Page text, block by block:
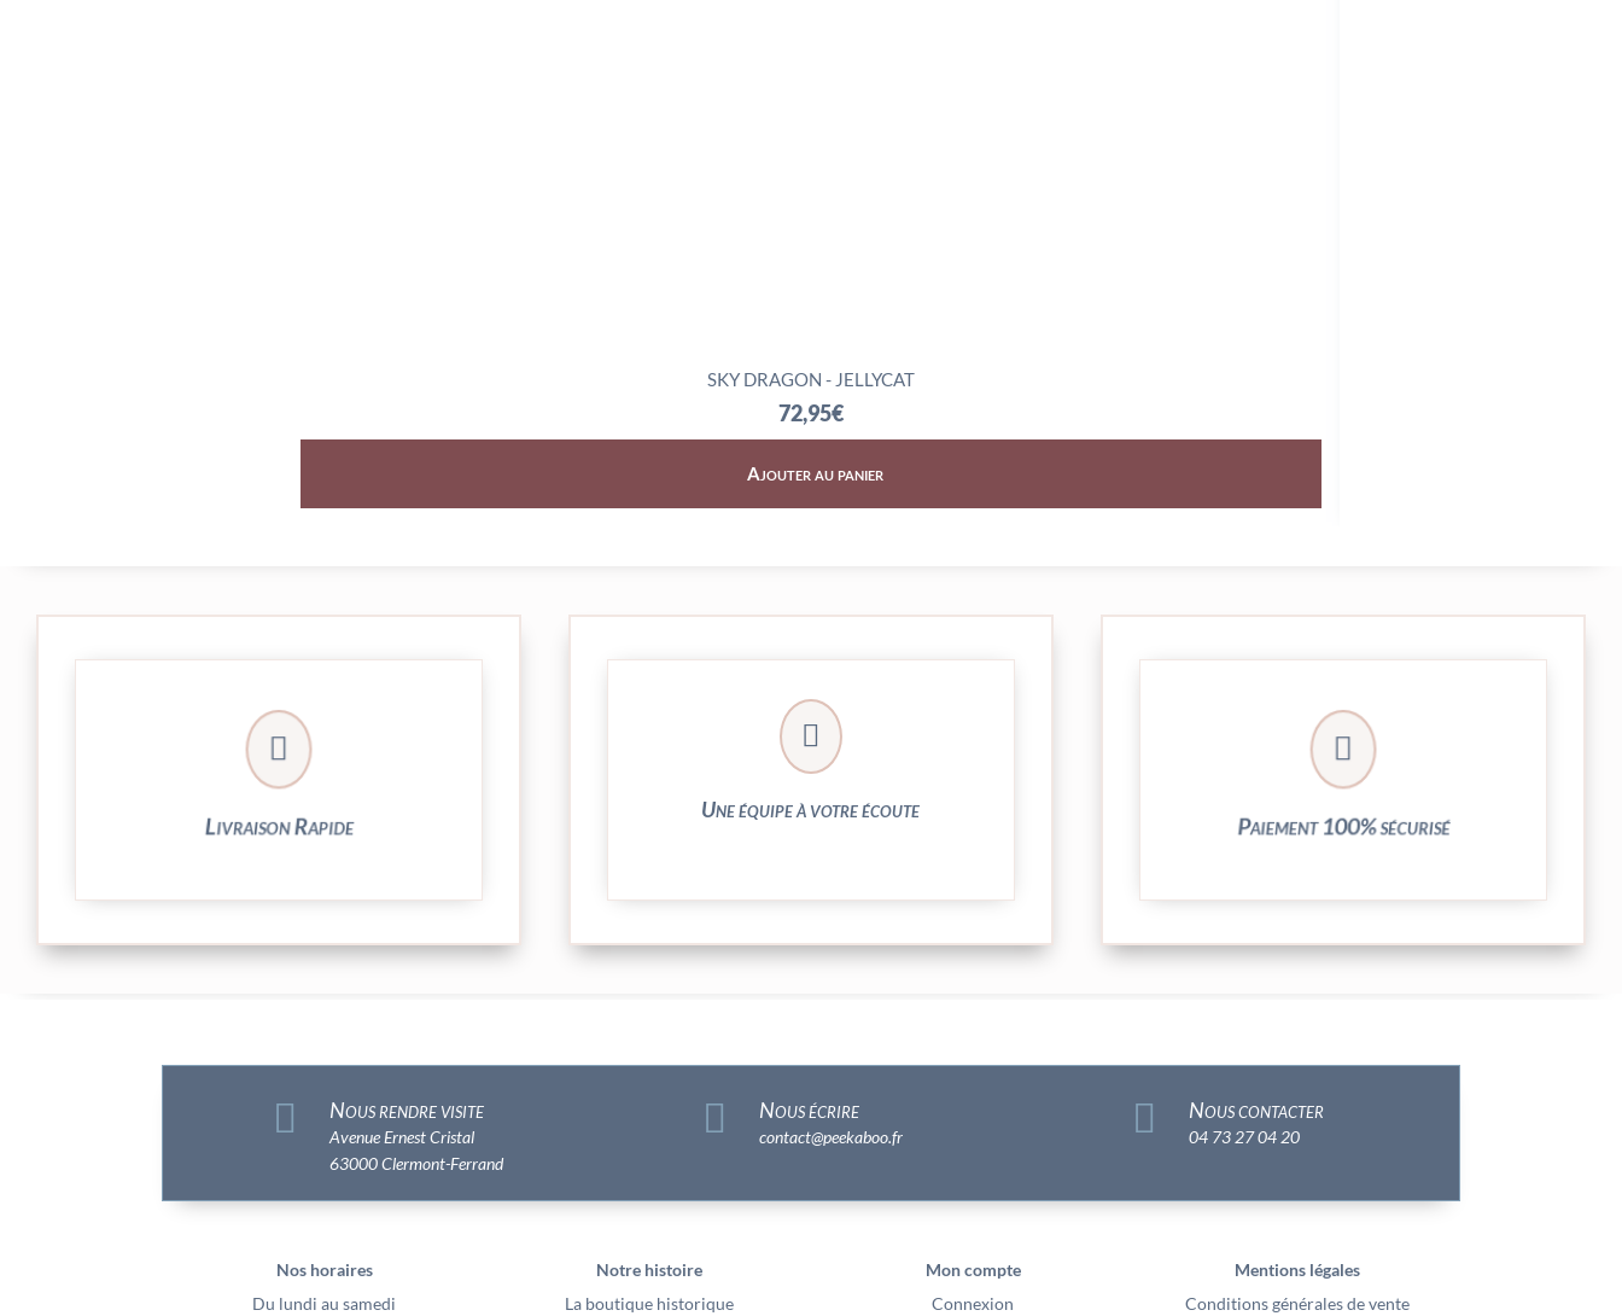
SKY DRAGON - JELLYCAT
72,95€
Ajouter au panier

Livraison Rapide
Votre commande est expédiée sous 24/48h
et livrée par Colissimo. 
Une équipe à votre écoute
N’hésitez pas à nous solliciter
► 04 73 27 04 20
► contact@peekaboo.fr

Paiement 100% sécurisé
Vos transactions par carte bancaire sont
entièrement sécurisées grâce au système
crypté de notre partenaire PayPlug.
 Nous rendre visite
Avenue Ernest Cristal
63000 Clermont-Ferrand
 Nous écrire
contact@peekaboo.fr  Nous contacter
04 73 27 04 20
Nos horaires
Du lundi au samedi
Notre histoire
La boutique historique
Mon compte
Connexion
Mentions légales
Conditions générales de vente